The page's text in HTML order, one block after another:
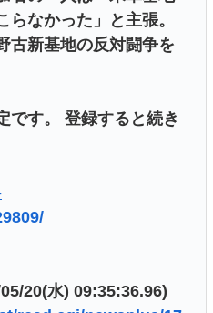
なかった」と主張。
古新基地の反対闘争を
です。 登録すると続き
水) 09:35:36.96)